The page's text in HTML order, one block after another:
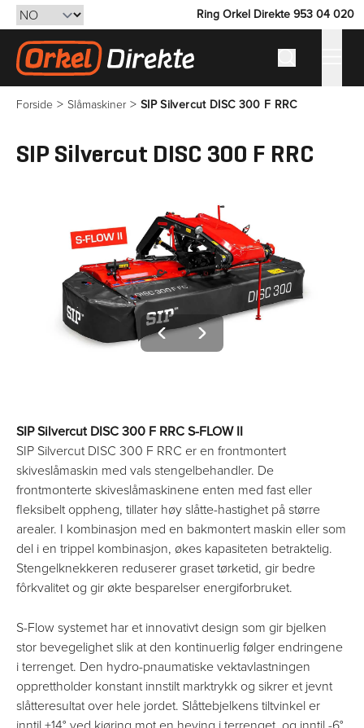
Hopp til innhold Ring Orkel Direkte 953 04 020
Gå til forsiden
Forside > Slåmaskiner > SIP Silvercut DISC 300 F RRC
SIP Silvercut DISC 300 F RRC
SIP Silvercut DISC 300 F RRC S-FLOW II
SIP Silvercut DISC 300 F RRC er en frontmontert
skiveslåmaskin med vals stengelbehandler. De
frontmonterte skiveslåmaskinene enten med fast eller
fleksibelt oppheng, tillater høy slåtte-hastighet på større
arealer. I kombinasjon med en bakmontert maskin eller som
del i en trippel kombinasjon, økes kapasiteten betraktelig.
Stengelknekkeren reduserer graset tørketid, gir bedre
fôrkvalitet og gir økte besparelser energiforbruket.
S-Flow systemet har et innovativt design som gir bjelken
stor bevegelighet slik at den kontinuerlig følger endringene
i terrenget. Den hydro-pnaumatiske vektavlastningen
opprettholder konstant innstilt marktrykk og sikrer et jevnt
slåtteresultat over hele jordet. Slåttebjelkens tiltvinkel er